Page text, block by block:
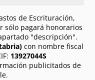
de Escrituración,
sólo pagará honorarios
"descripción".
con nombre fiscal
13927044S
publicitados de